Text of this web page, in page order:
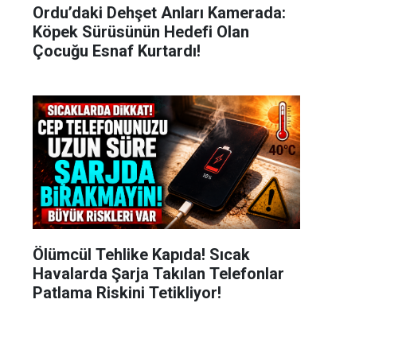
Ordu’daki Dehşet Anları Kamerada:
Köpek Sürüsünün Hedefi Olan
Çocuğu Esnaf Kurtardı!
Ölümcül Tehlike Kapıda! Sıcak
Havalarda Şarja Takılan Telefonlar
Patlama Riskini Tetikliyor!